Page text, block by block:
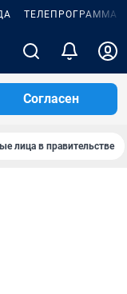
ТЕЛЕПРОГРАММА
Согласен
лица в правительстве